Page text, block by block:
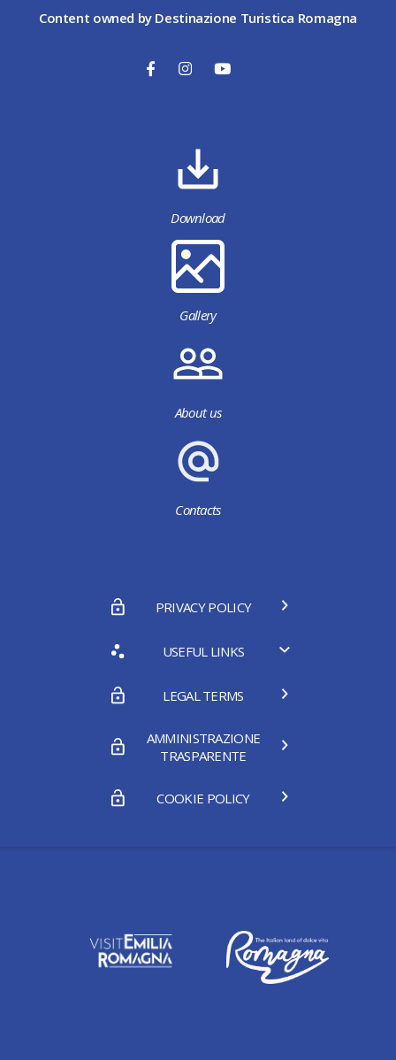
Content owned by Destinazione Turistica Romagna
Download
Gallery
About us
Contacts
PRIVACY POLICY
USEFUL LINKS
LEGAL TERMS
AMMINISTRAZIONE
TRASPARENTE
COOKIE POLICY